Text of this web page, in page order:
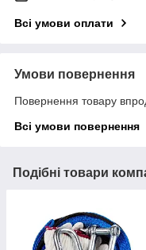
Всі умови оплати
Умови повернення
Повернення товару
Всі умови повернення
Подібні товари